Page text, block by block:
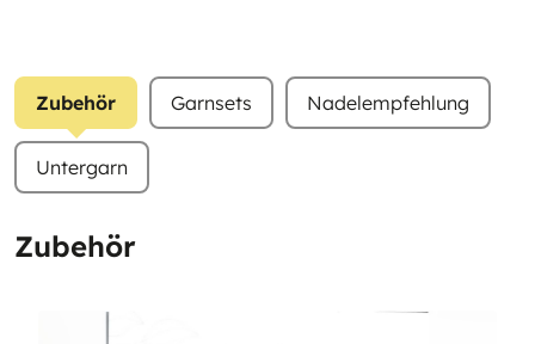
Zubehör Garnsets Nadelempfehlung
Untergarn
Zubehör